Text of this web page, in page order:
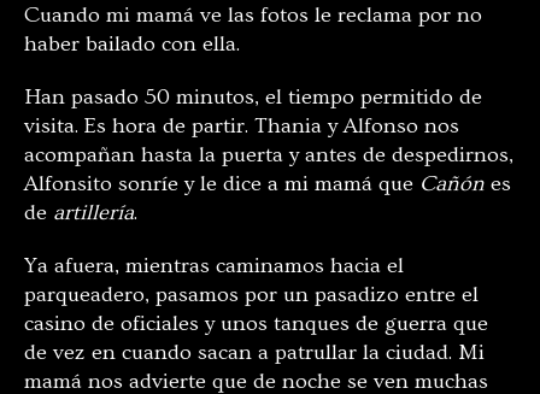
Cuando mi mamá ve las fotos le reclama por no
haber bailado con ella.
Han pasado 50 minutos, el tiempo permitido de
visita. Es hora de partir. Thania y Alfonso nos
acompañan hasta la puerta y antes de despedirnos,
Alfonsito sonríe y le dice a mi mamá que Cañón es
de artillería.
Ya afuera, mientras caminamos hacia el
parqueadero, pasamos por un pasadizo entre el
casino de oficiales y unos tanques de guerra que
de vez en cuando sacan a patrullar la ciudad. Mi
mamá nos advierte que de noche se ven muchas